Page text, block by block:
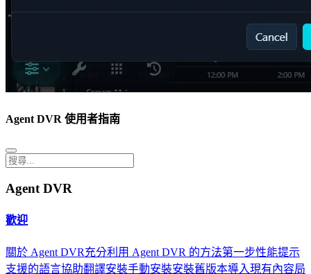
Agent DVR 使用者指南
Agent DVR
歡迎
關於 Agent DVR充分利用 Agent DVR 的方法第一步性能提示
支援的語言協助翻譯安裝手動安裝安裝舊版本導入現有內容局